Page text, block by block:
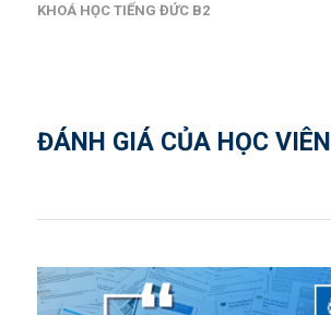
KHOÁ HỌC TIẾNG ĐỨC B2
ĐÁNH GIÁ CỦA HỌC VIÊN